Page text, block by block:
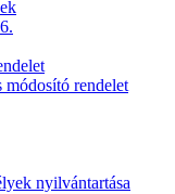
rendelet
nyilvántartása